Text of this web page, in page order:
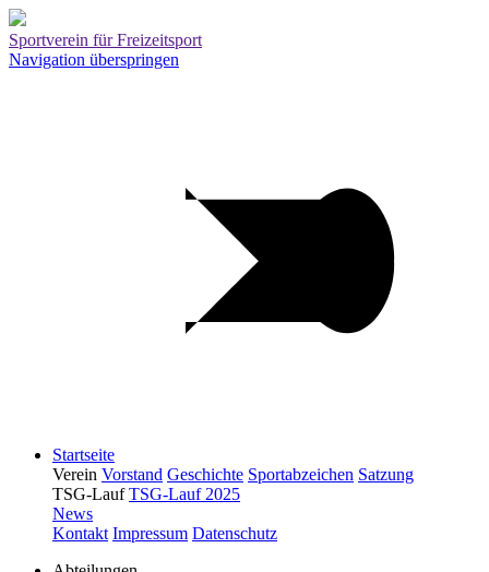
Sportverein für Freizeitsport
Navigation überspringen
Startseite
Verein Vorstand Geschichte Sportabzeichen Satzung
TSG-Lauf TSG-Lauf 2025
News
Kontakt Impressum Datenschutz